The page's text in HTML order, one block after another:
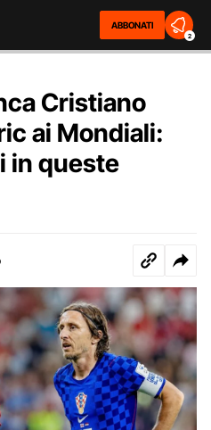
ABBONATI
2
Cristiano
ai Mondiali:
in queste